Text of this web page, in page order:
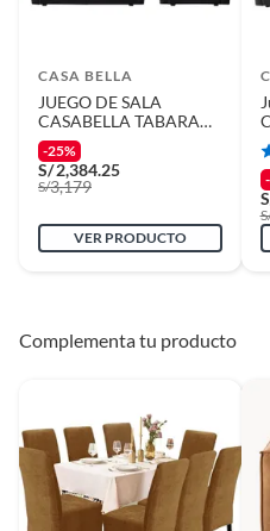
CASA BELLA
JUEGO DE SALA
CASABELLA TABARA
321 NEGRO
-25%
S/2,384.25
S/3,179
VER PRODUCTO
Complementa tu producto